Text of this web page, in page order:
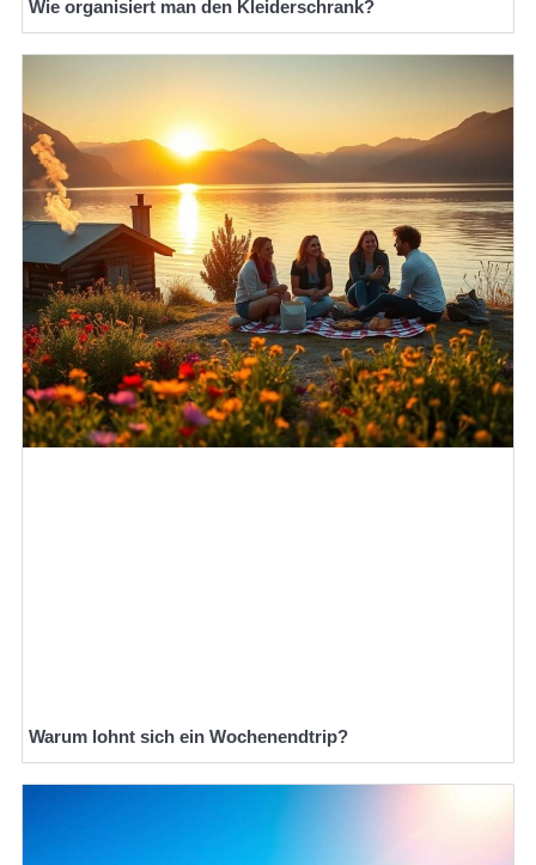
Wie organisiert man den Kleiderschrank?
Warum lohnt sich ein Wochenendtrip?